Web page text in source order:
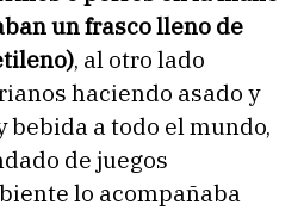
un frasco lleno de
, al otro lado
haciendo asado y
a todo el mundo,
de juegos
lo acompañaba